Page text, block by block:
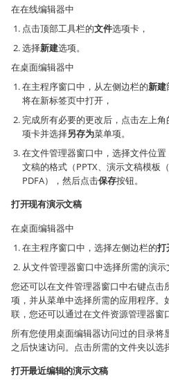
在在线编辑器中
点击顶部工具栏的文件选项卡，
选择新建选项。
在桌面编辑器中
在主程序窗口中，从左侧边栏的新建
将在新标签页中打开，
完成所有必要的更改后，点击左上角
项卡并选择另存为菜单项。
在文件管理器窗口中，选择文件位
文稿的格式（PPTX、演示文稿模板
PDFA），然后点击保存按钮。
打开现有演示文稿
在桌面编辑器中
在主程序窗口中，选择左侧边栏的打
从文件管理器窗口中选择所需的演
您还可以在文件管理器窗口中右键点击
项，并从菜单中选择所需的应用程序。
联，您还可以通过在文件资源管理器窗
所有您使用桌面编辑器访问过的目录将
之后快速访问。点击所需的文件夹以选
打开最近编辑的演示文稿